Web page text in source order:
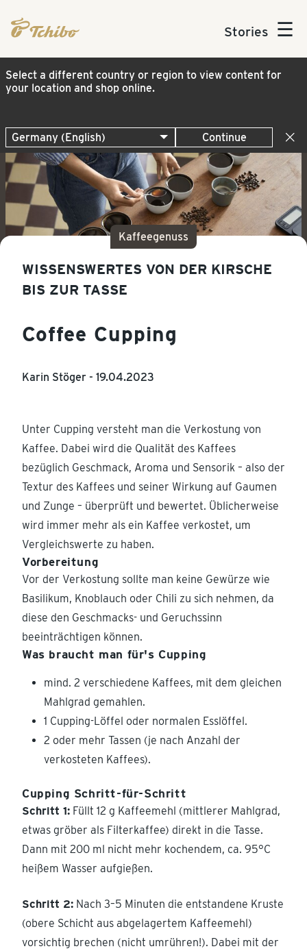
Stories ☰
Select a different country or region to view content for
your location and shop online.
Continue
Kaffeegenuss
WISSENSWERTES VON DER KIRSCHE
BIS ZUR TASSE
Coffee Cupping
Karin Stöger - 19.04.2023
Unter Cupping versteht man die Verkostung von
Kaffee. Dabei wird die Qualität des Kaffees
bezüglich Geschmack, Aroma und Sensorik – also der
Textur des Kaffees und seiner Wirkung auf Gaumen
und Zunge – überprüft und bewertet. Üblicherweise
wird immer mehr als ein Kaffee verkostet, um
Vergleichswerte zu haben.
Vorbereitung
Vor der Verkostung sollte man keine Gewürze wie
Basilikum, Knoblauch oder Chili zu sich nehmen, da
diese den Geschmacks- und Geruchssinn
beeinträchtigen können.
Was braucht man für's Cupping
mind. 2 verschiedene Kaffees, mit dem gleichen
Mahlgrad gemahlen.
1 Cupping-Löffel oder normalen Esslöffel.
2 oder mehr Tassen (je nach Anzahl der
verkosteten Kaffees).
Cupping Schritt-für-Schritt
Schritt 1: Füllt 12 g Kaffeemehl (mittlerer Mahlgrad,
etwas gröber als Filterkaffee) direkt in die Tasse.
Dann mit 200 ml nicht mehr kochendem, ca. 95°C
heißem Wasser aufgießen.
Schritt 2: Nach 3–5 Minuten die entstandene Kruste
(obere Schicht aus abgelagertem Kaffeemehl)
vorsichtig brechen (nicht umrühren!). Dabei mit der